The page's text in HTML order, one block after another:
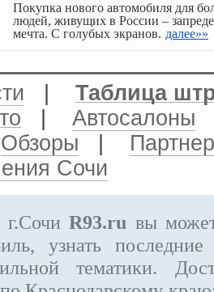
Покупка нового автомобиля для
людей, живущих в России –
мечта. С голубых экранов. далее»»
Таблица
Автосалоны
Обзоры
Сочи
г.СочиR93.ru вы
узнать
тематики.